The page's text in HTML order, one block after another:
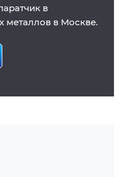
в
металлов в Москве.